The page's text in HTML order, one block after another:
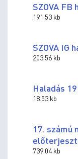
SZOVA FB
191.53 kb
SZOVA IG
203.56 kb
Haladás
18.53 kb
17. számú
739.04 kb